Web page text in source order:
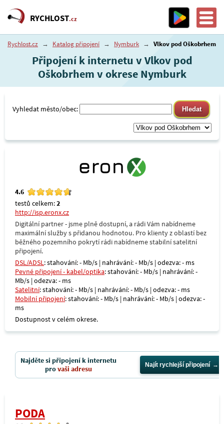
RYCHLOST.cz
Rychlost.cz → Katalog připojení → Nymburk → Vlkov pod Oškobrhem
Připojení k internetu v Vlkov pod
Oškobrhem v okrese Nymburk
Vyhledat město/obec:
4.6
testů celkem:2
http://isp.eronx.cz
Digitální partner - jsme plně dostupní, a rádi Vám nabídneme
maximální služby s přidanou hodnotou. Pro klienty z oblastí bez
běžného pozemního pokrytí rádi nabídneme stabilní satelitní
připojení.
DSL/ADSL: stahování: - Mb/s | nahrávání: - Mb/s | odezva: - ms
Pevné připojení - kabel/optika: stahování: - Mb/s | nahrávání: -
Mb/s | odezva: - ms
Satelitní: stahování: - Mb/s | nahrávání: - Mb/s | odezva: - ms
Mobilní připojení: stahování: - Mb/s | nahrávání: - Mb/s | odezva: -
ms
Dostupnost v celém okrese.
Najděte si připojení k internetu
provaši adresu Najít rychlejší připojení
PODA